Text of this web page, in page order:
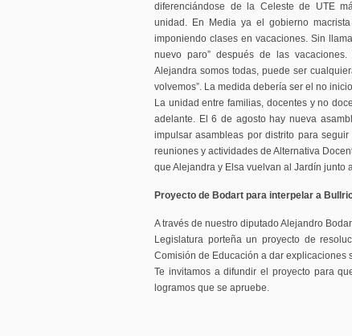
diferenciándose de la Celeste de UTE
unidad. En Media ya el gobierno
imponiendo clases en vacaciones. Sin
nuevo paro” después de las
Alejandra somos todas, puede ser
volvemos”. La medida debería ser el no
La unidad entre familias, docentes y no
adelante. El 6 de agosto hay nueva
impulsar asambleas por distrito para
reuniones y actividades de Alternativa
que Alejandra y Elsa vuelvan al Jardín junto
Proyecto de Bodart para interpelar a
A través de nuestro diputado Alejandro
Legislatura porteña un proyecto de
Comisión de Educación a dar explicaciones
Te invitamos a difundir el proyecto para
logramos que se apruebe.